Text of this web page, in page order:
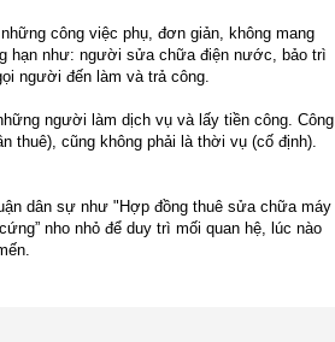
công việc phụ, đơn giản, không mang
hạn như: người sửa chữa điện nước, bảo trì
người đến làm và trả công.
người làm dịch vụ và lấy tiền công. Công
thuê), cũng không phải là thời vụ (cố định).
dân sự như "Hợp đồng thuê sửa chữa máy
nho nhỏ để duy trì mối quan hệ, lúc nào